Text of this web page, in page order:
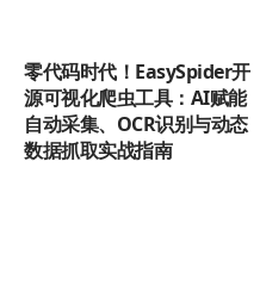
零代码时代！EasySpider开
源可视化爬虫工具：AI赋能
自动采集、OCR识别与动态
数据抓取实战指南